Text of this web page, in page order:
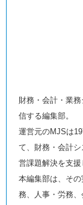
財務・会計・業
信する編集部。
運営元のMJSは
て、財務・会計
営課題解決を支援
本編集部は、そ
務、人事・労務